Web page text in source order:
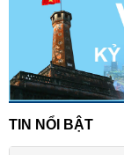
TIN NỔI BẬT